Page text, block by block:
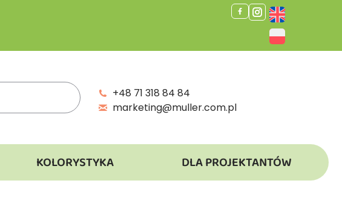
+48 71 318 84 84
marketing@muller.com.pl
KOLORYSTYKA DLA PROJEKTANTÓW